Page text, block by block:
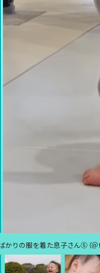
かりの服を着た息子さん⑤（